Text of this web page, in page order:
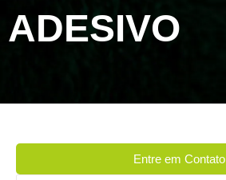
ADESIVO
Entre em Contato